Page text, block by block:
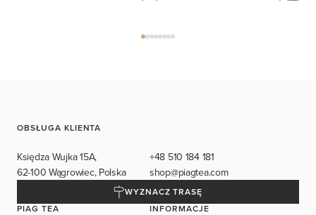
OBSŁUGA KLIENTA
Księdza Wujka 15A,
62-100 Wągrowiec, Polska
+48 510 184 181
shop@piagtea.com
WYZNACZ TRASĘ
PIAG TEA
INFORMACJE